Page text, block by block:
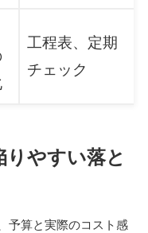
工程表、定期
チェック
やすい落と
予算と実際のコスト感